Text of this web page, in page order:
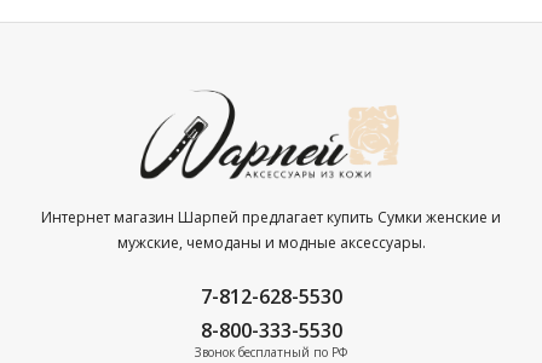
Интернет магазин Шарпей предлагает купить Сумки женские и
мужские, чемоданы и модные аксессуары.
7-812-628-5530
8-800-333-5530
Звонок бесплатный по РФ